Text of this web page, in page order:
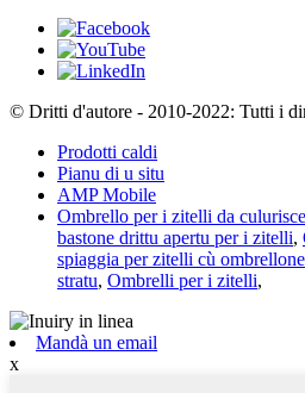
© Dritti d'autore - 2010-2022: Tutti i
Prodotti caldi
Pianu di u situ
AMP Mobile
Ombrello per i zitelli da culurisce
bastone drittu apertu per i zitelli,
spiaggia per zitelli cù ombrellone
stratu, Ombrelli per i zitelli,
Mandà un email
x